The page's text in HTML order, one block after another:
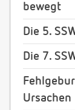
bewegt
Die 5.
Die 7.
Ursachen